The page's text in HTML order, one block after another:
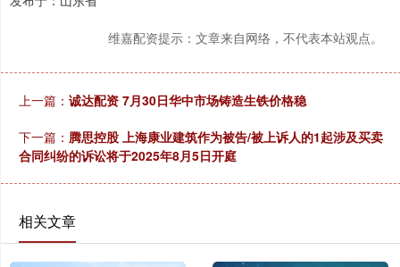
维嘉配资提示：文章来自网络，不代表本站观点。
上一篇： 诚达配资 7月30日华中市场铸造生铁价格稳
下一篇： 腾思控股 上海康业建筑作为被告/被上诉人的1起涉及买卖
合同纠纷的诉讼将于2025年8月5日开庭
相关文章